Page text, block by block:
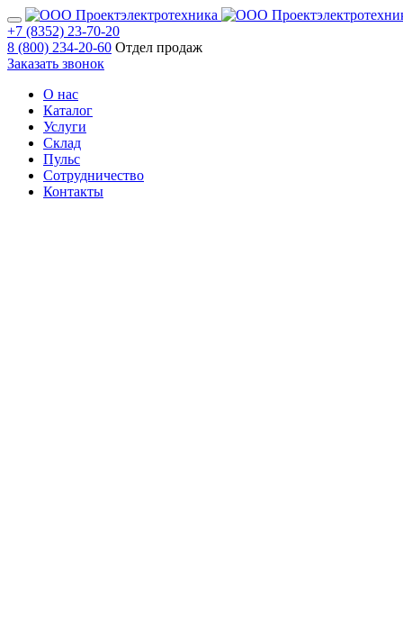
+7 (8352) 23-70-20
8 (800) 234-20-60 Отдел продаж
Заказать звонок
О нас
Каталог
Услуги
Склад
Пульс
Сотрудничество
Контакты